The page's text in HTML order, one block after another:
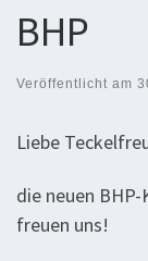
BHP
Veröffentlicht am
Liebe
die neuen
freuen uns!